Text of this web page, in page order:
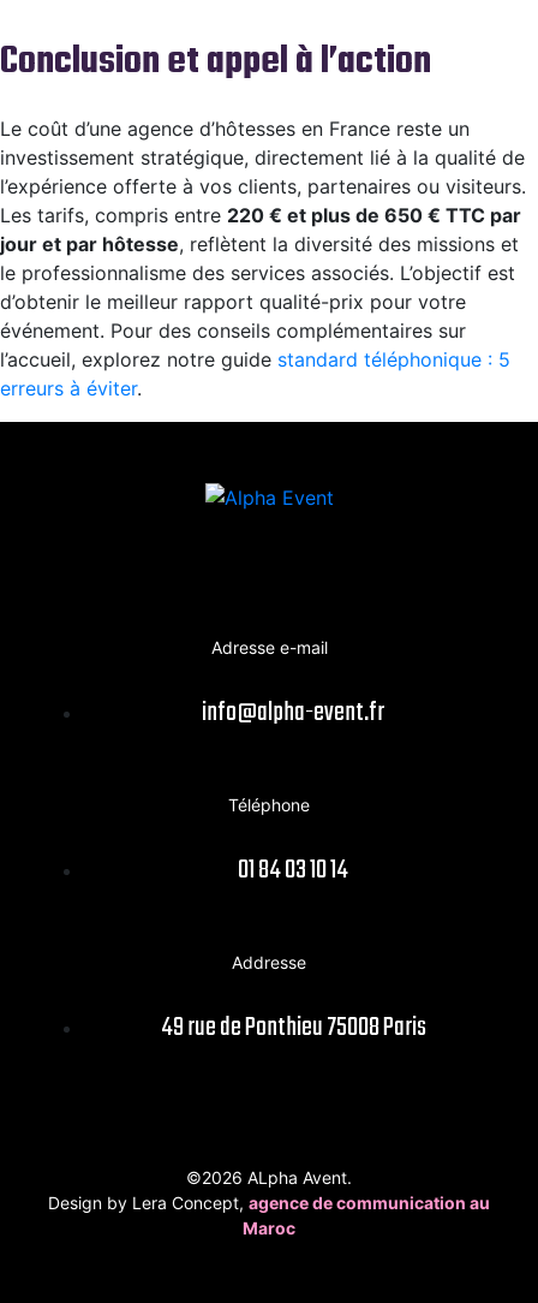
Conclusion et appel à l’action
Le coût d’une agence d’hôtesses en France reste un
investissement stratégique, directement lié à la qualité de
l’expérience offerte à vos clients, partenaires ou visiteurs.
Les tarifs, compris entre 220 € et plus de 650 € TTC par
jour et par hôtesse, reflètent la diversité des missions et
le professionnalisme des services associés. L’objectif est
d’obtenir le meilleur rapport qualité-prix pour votre
événement. Pour des conseils complémentaires sur
l’accueil, explorez notre guide standard téléphonique : 5
erreurs à éviter.
Adresse e-mail
info@alpha-event.fr
Téléphone
01 84 03 10 14
Addresse
49 rue de Ponthieu 75008 Paris
©2026 ALpha Avent.
Design by Lera Concept, agence de communication au
Maroc